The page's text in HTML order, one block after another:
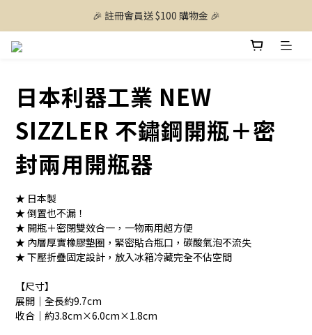
🎉 註冊會員送 $100 購物金 🎉
日本利器工業 NEW
SIZZLER 不鏽鋼開瓶＋密
封兩用開瓶器
★ 日本製
★ 倒置也不漏！
★ 開瓶＋密閉雙效合一，一物兩用超方便
★ 內層厚實橡膠墊圈，緊密貼合瓶口，碳酸氣泡不流失
★ 下壓折疊固定設計，放入冰箱冷藏完全不佔空間
【尺寸】
展開｜全長約9.7cm
收合｜約3.8cm×6.0cm×1.8cm